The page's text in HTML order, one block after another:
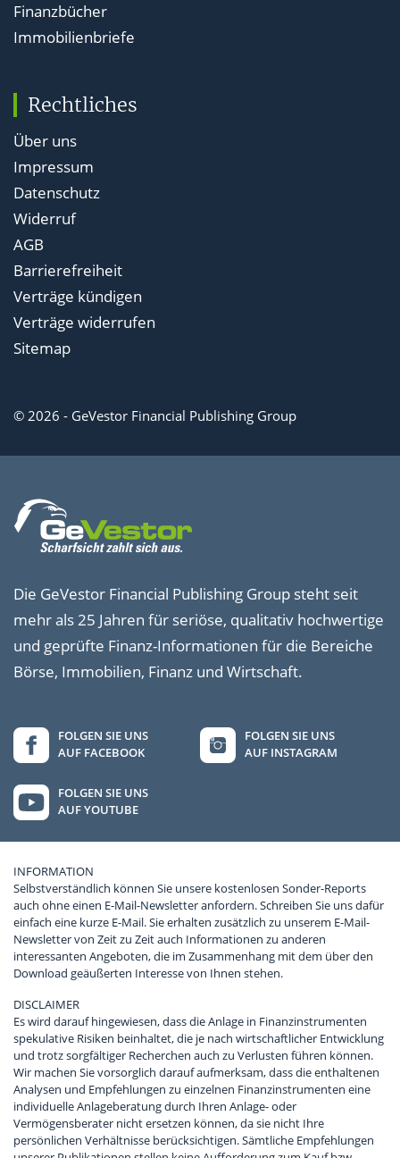
Finanzbücher
Immobilienbriefe
Rechtliches
Über uns
Impressum
Datenschutz
Widerruf
AGB
Barrierefreiheit
Verträge kündigen
Verträge widerrufen
Sitemap
© 2026 - GeVestor Financial Publishing Group
Die GeVestor Financial Publishing Group steht seit
mehr als 25 Jahren für seriöse, qualitativ hochwertige
und geprüfte Finanz-Informationen für die Bereiche
Börse, Immobilien, Finanz und Wirtschaft.
FOLGEN SIE UNS
AUF FACEBOOK
FOLGEN SIE UNS
AUF INSTAGRAM
FOLGEN SIE UNS
AUF YOUTUBE
INFORMATION
Selbstverständlich können Sie unsere kostenlosen Sonder-Reports
auch ohne einen E-Mail-Newsletter anfordern. Schreiben Sie uns dafür
einfach eine kurze E-Mail. Sie erhalten zusätzlich zu unserem E-Mail-
Newsletter von Zeit zu Zeit auch Informationen zu anderen
interessanten Angeboten, die im Zusammenhang mit dem über den
Download geäußerten Interesse von Ihnen stehen.
DISCLAIMER
Es wird darauf hingewiesen, dass die Anlage in Finanzinstrumenten
spekulative Risiken beinhaltet, die je nach wirtschaftlicher Entwicklung
und trotz sorgfältiger Recherchen auch zu Verlusten führen können.
Wir machen Sie vorsorglich darauf aufmerksam, dass die enthaltenen
Analysen und Empfehlungen zu einzelnen Finanzinstrumenten eine
individuelle Anlageberatung durch Ihren Anlage- oder
Vermögensberater nicht ersetzen können, da sie nicht Ihre
persönlichen Verhältnisse berücksichtigen. Sämtliche Empfehlungen